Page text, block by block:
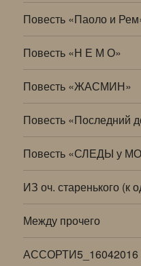
Повесть «Паоло и
Повесть «Н Е М О»
Повесть «ЖАСМИН»
Повесть «Последний
Повесть «СЛЕДЫ у
ИЗ оч. старенького
Между прочего
АССОРТИ5_16042016